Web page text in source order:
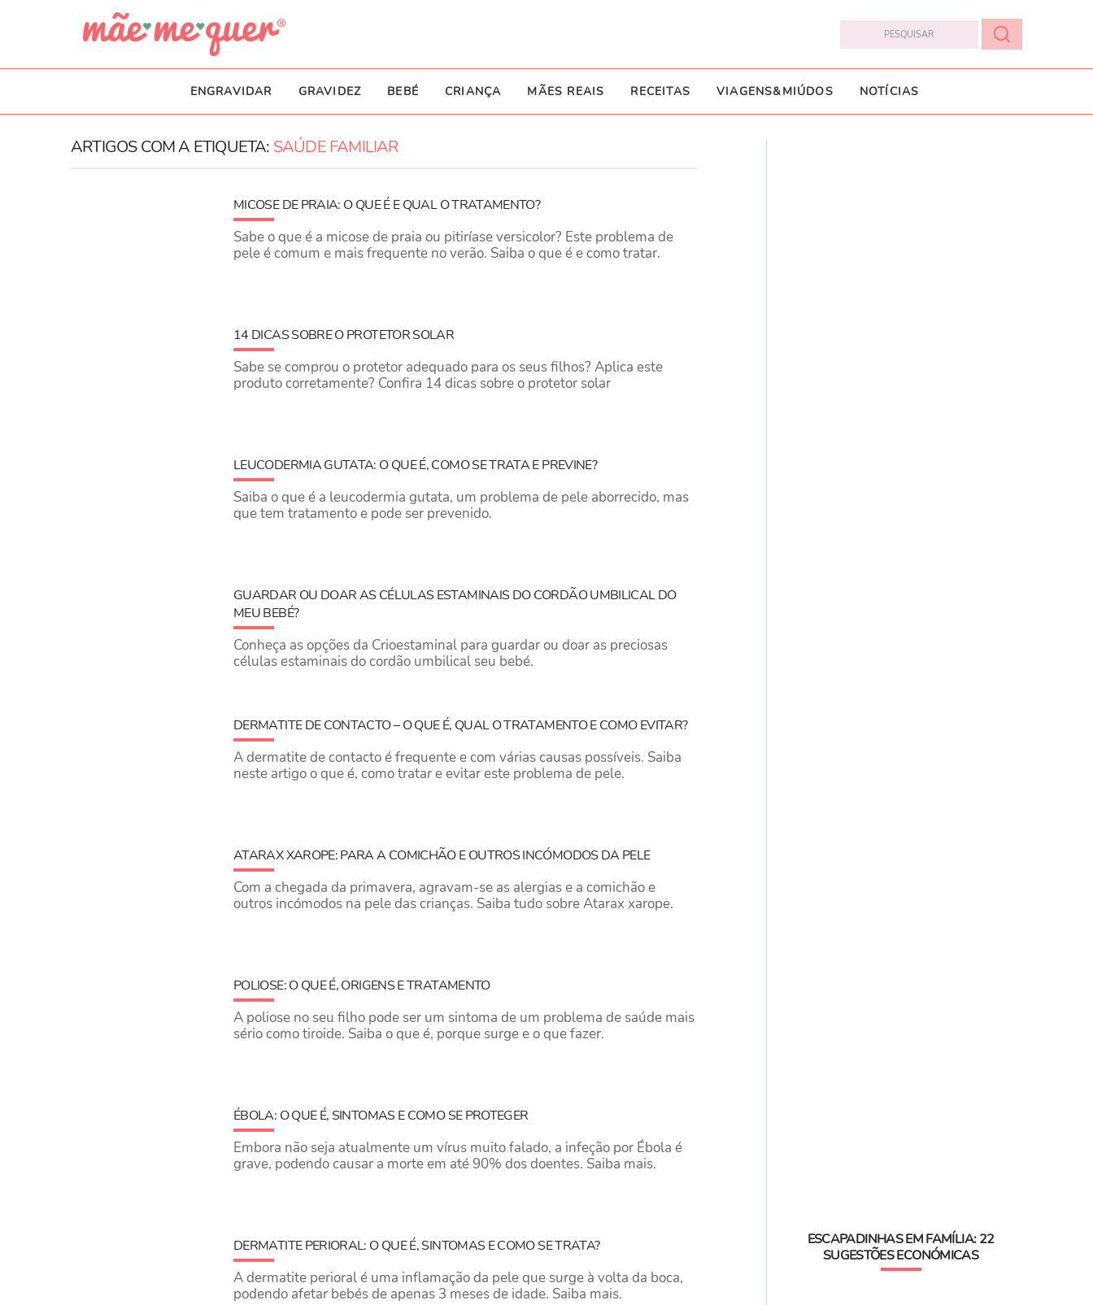
ENGRAVIDAR GRAVIDEZ BEBÉ CRIANÇA MÃES REAIS RECEITAS VIAGENS&MIÚDOS NOTÍCIAS
ARTIGOS COM A ETIQUETA: SAÚDE FAMILIAR
MICOSE DE PRAIA: O QUE É E QUAL O TRATAMENTO?
Sabe o que é a micose de praia ou pitiríase versicolor? Este problema de
pele é comum e mais frequente no verão. Saiba o que é e como tratar.
14 DICAS SOBRE O PROTETOR SOLAR
Sabe se comprou o protetor adequado para os seus filhos? Aplica este
produto corretamente? Confira 14 dicas sobre o protetor solar
LEUCODERMIA GUTATA: O QUE É, COMO SE TRATA E PREVINE?
Saiba o que é a leucodermia gutata, um problema de pele aborrecido, mas
que tem tratamento e pode ser prevenido.
GUARDAR OU DOAR AS CÉLULAS ESTAMINAIS DO CORDÃO UMBILICAL DO
MEU BEBÉ?
Conheça as opções da Crioestaminal para guardar ou doar as preciosas
células estaminais do cordão umbilical seu bebé.
DERMATITE DE CONTACTO – O QUE É, QUAL O TRATAMENTO E COMO EVITAR?
A dermatite de contacto é frequente e com várias causas possíveis. Saiba
neste artigo o que é, como tratar e evitar este problema de pele.
ATARAX XAROPE: PARA A COMICHÃO E OUTROS INCÓMODOS DA PELE
Com a chegada da primavera, agravam-se as alergias e a comichão e
outros incómodos na pele das crianças. Saiba tudo sobre Atarax xarope.
POLIOSE: O QUE É, ORIGENS E TRATAMENTO
A poliose no seu filho pode ser um sintoma de um problema de saúde mais
sério como tiroide. Saiba o que é, porque surge e o que fazer.
ÉBOLA: O QUE É, SINTOMAS E COMO SE PROTEGER
Embora não seja atualmente um vírus muito falado, a infeção por Ébola é
grave, podendo causar a morte em até 90% dos doentes. Saiba mais.
DERMATITE PERIORAL: O QUE É, SINTOMAS E COMO SE TRATA?
A dermatite perioral é uma inflamação da pele que surge à volta da boca,
podendo afetar bebés de apenas 3 meses de idade. Saiba mais.
ESCAPADINHAS EM FAMÍLIA: 22
SUGESTÕES ECONÓMICAS